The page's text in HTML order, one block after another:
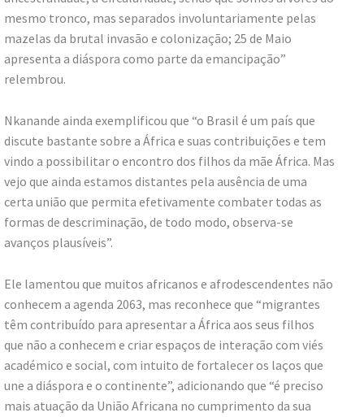
mesmo tronco, mas separados involuntariamente pelas
mazelas da brutal invasão e colonização; 25 de Maio
apresenta a diáspora como parte da emancipação”
relembrou.
Nkanande ainda exemplificou que “o Brasil é um país que
discute bastante sobre a África e suas contribuições e tem
vindo a possibilitar o encontro dos filhos da mãe África. Mas
vejo que ainda estamos distantes pela ausência de uma
certa união que permita efetivamente combater todas as
formas de descriminação, de todo modo, observa-se
avanços plausíveis”.
Ele lamentou que muitos africanos e afrodescendentes não
conhecem a agenda 2063, mas reconhece que “migrantes
têm contribuído para apresentar a África aos seus filhos
que não a conhecem e criar espaços de interação com viés
académico e social, com intuito de fortalecer os laços que
une a diáspora e o continente”, adicionando que “é preciso
mais atuação da União Africana no cumprimento da sua